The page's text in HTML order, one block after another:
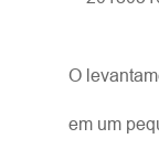
O
em um